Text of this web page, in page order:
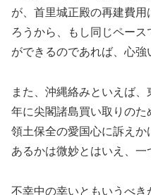
が、首里城正殿の再建費
ろうから、もし同じペー
ができるのであれば、心強
また、沖縄絡みといえば
年に尖閣諸島買い取りのた
領土保全の愛国心に訴え
あるかは微妙とはいえ、一
不幸中の幸いともいうべ